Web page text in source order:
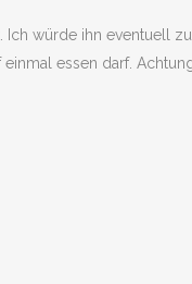
würde ihn eventuell
essen darf.